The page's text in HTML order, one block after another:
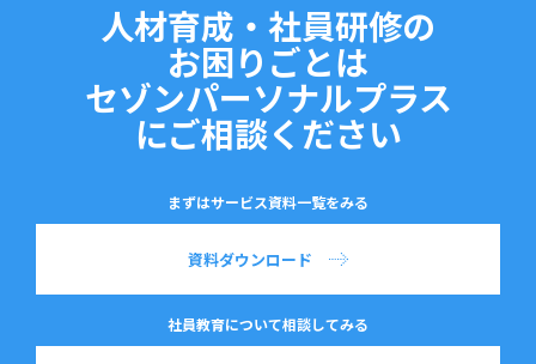
人材育成・社員研修の
お困りごとは
セゾンパーソナルプラス
にご相談ください
まずはサービス資料一覧をみる
資料ダウンロード
社員教育について相談してみる